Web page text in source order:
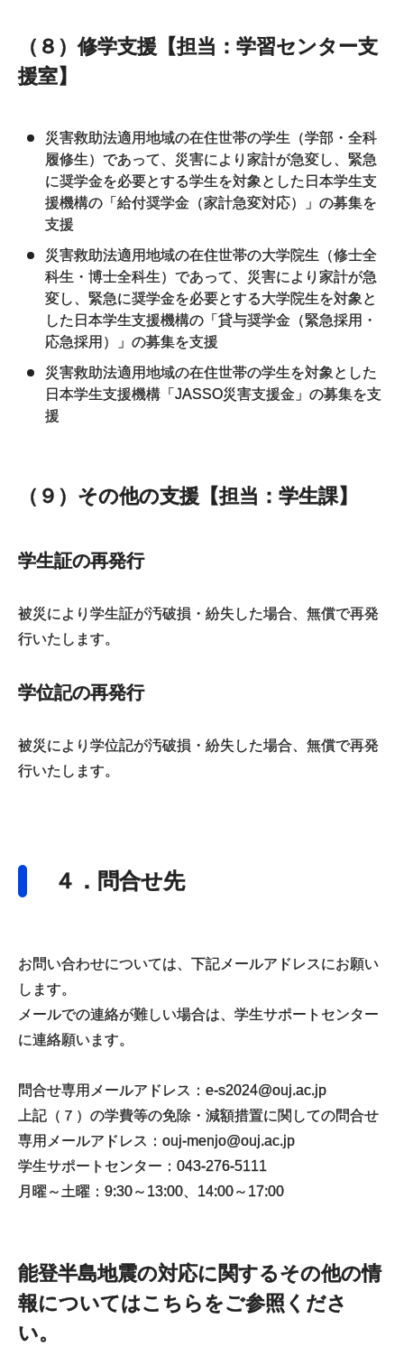
（８）修学支援【担当：学習センター支
援室】
災害救助法適用地域の在住世帯の学生（学部・全科
履修生）であって、災害により家計が急変し、緊急
に奨学金を必要とする学生を対象とした日本学生支
援機構の「給付奨学金（家計急変対応）」の募集を
支援
災害救助法適用地域の在住世帯の大学院生（修士全
科生・博士全科生）であって、災害により家計が急
変し、緊急に奨学金を必要とする大学院生を対象と
した日本学生支援機構の「貸与奨学金（緊急採用・
応急採用）」の募集を支援
災害救助法適用地域の在住世帯の学生を対象とした
日本学生支援機構「JASSO災害支援金」の募集を支
援
（９）その他の支援【担当：学生課】
学生証の再発行
被災により学生証が汚破損・紛失した場合、無償で再発
行いたします。
学位記の再発行
被災により学位記が汚破損・紛失した場合、無償で再発
行いたします。
４．問合せ先
お問い合わせについては、下記メールアドレスにお願い
します。
メールでの連絡が難しい場合は、学生サポートセンター
に連絡願います。
問合せ専用メールアドレス：e-s2024@ouj.ac.jp
上記（７）の学費等の免除・減額措置に関しての問合せ
専用メールアドレス：ouj-menjo@ouj.ac.jp
学生サポートセンター：043-276-5111
月曜～土曜：9:30～13:00、14:00～17:00
能登半島地震の対応に関するその他の情
報についてはこちらをご参照くださ
い。